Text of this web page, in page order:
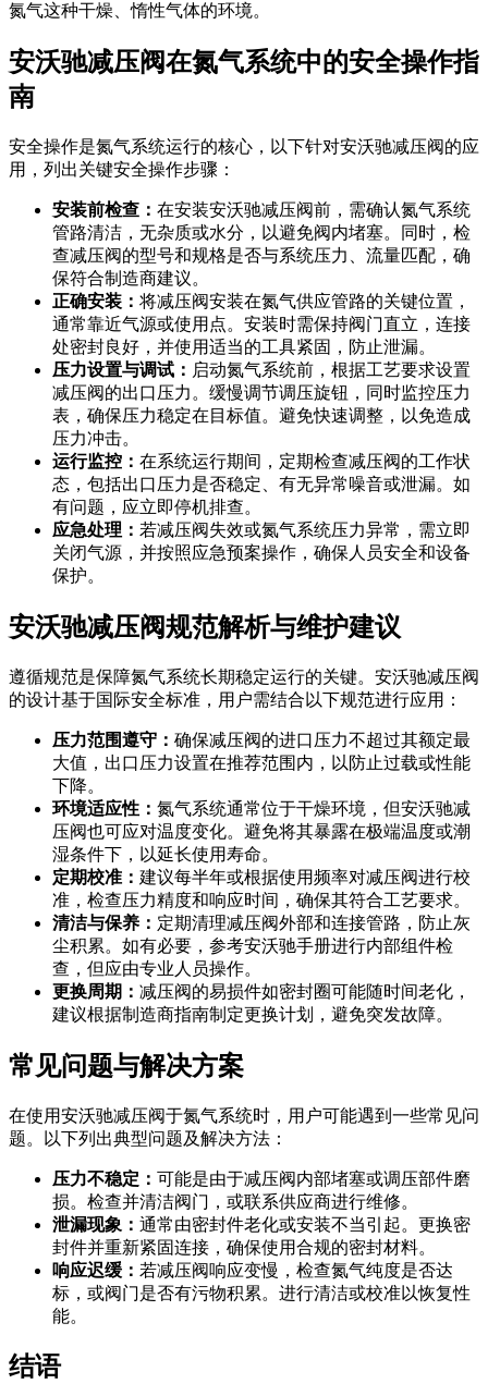
氮气这种干燥、惰性气体的环境。
安沃驰减压阀在氮气系统中的安全操作指
南
安全操作是氮气系统运行的核心，以下针对安沃驰减压阀的应
用，列出关键安全操作步骤：
安装前检查： 在安装安沃驰减压阀前，需确认氮气系统
管路清洁，无杂质或水分，以避免阀内堵塞。同时，检
查减压阀的型号和规格是否与系统压力、流量匹配，确
保符合制造商建议。
正确安装： 将减压阀安装在氮气供应管路的关键位置，
通常靠近气源或使用点。安装时需保持阀门直立，连接
处密封良好，并使用适当的工具紧固，防止泄漏。
压力设置与调试： 启动氮气系统前，根据工艺要求设置
减压阀的出口压力。缓慢调节调压旋钮，同时监控压力
表，确保压力稳定在目标值。避免快速调整，以免造成
压力冲击。
运行监控： 在系统运行期间，定期检查减压阀的工作状
态，包括出口压力是否稳定、有无异常噪音或泄漏。如
有问题，应立即停机排查。
应急处理： 若减压阀失效或氮气系统压力异常，需立即
关闭气源，并按照应急预案操作，确保人员安全和设备
保护。
安沃驰减压阀规范解析与维护建议
遵循规范是保障氮气系统长期稳定运行的关键。安沃驰减压阀
的设计基于国际安全标准，用户需结合以下规范进行应用：
压力范围遵守： 确保减压阀的进口压力不超过其额定最
大值，出口压力设置在推荐范围内，以防止过载或性能
下降。
环境适应性： 氮气系统通常位于干燥环境，但安沃驰减
压阀也可应对温度变化。避免将其暴露在极端温度或潮
湿条件下，以延长使用寿命。
定期校准： 建议每半年或根据使用频率对减压阀进行校
准，检查压力精度和响应时间，确保其符合工艺要求。
清洁与保养： 定期清理减压阀外部和连接管路，防止灰
尘积累。如有必要，参考安沃驰手册进行内部组件检
查，但应由专业人员操作。
更换周期： 减压阀的易损件如密封圈可能随时间老化，
建议根据制造商指南制定更换计划，避免突发故障。
常见问题与解决方案
在使用安沃驰减压阀于氮气系统时，用户可能遇到一些常见问
题。以下列出典型问题及解决方法：
压力不稳定： 可能是由于减压阀内部堵塞或调压部件磨
损。检查并清洁阀门，或联系供应商进行维修。
泄漏现象： 通常由密封件老化或安装不当引起。更换密
封件并重新紧固连接，确保使用合规的密封材料。
响应迟缓： 若减压阀响应变慢，检查氮气纯度是否达
标，或阀门是否有污物积累。进行清洁或校准以恢复性
能。
结语